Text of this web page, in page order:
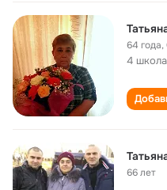
64 года,
4 школа
66 лет